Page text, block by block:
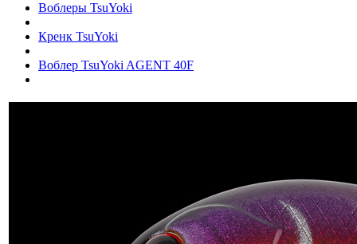
Воблеры TsuYoki
Кренк TsuYoki
Воблер TsuYoki AGENT 40F